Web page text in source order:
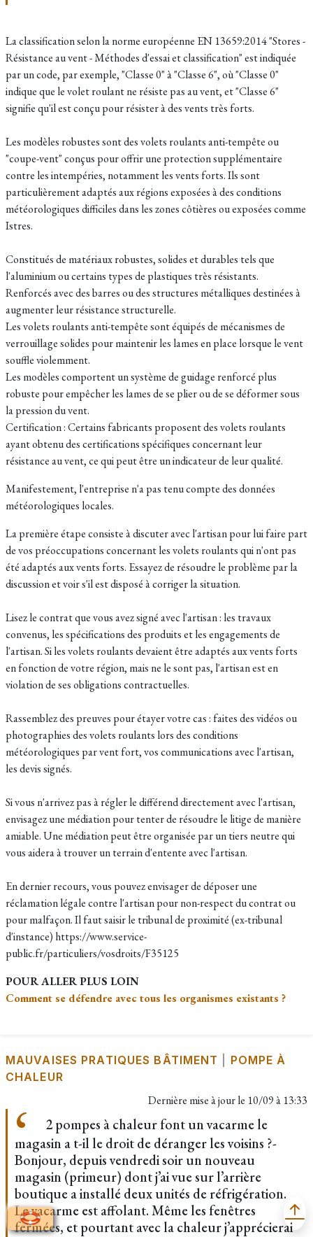
La classification selon la norme européenne EN 13659:2014 "Stores -
Résistance au vent - Méthodes d'essai et classification" est indiquée
par un code, par exemple, "Classe 0" à "Classe 6", où "Classe 0"
indique que le volet roulant ne résiste pas au vent, et "Classe 6"
signifie qu'il est conçu pour résister à des vents très forts.
Les modèles robustes sont des volets roulants anti-tempête ou
"coupe-vent" conçus pour offrir une protection supplémentaire
contre les intempéries, notamment les vents forts. Ils sont
particulièrement adaptés aux régions exposées à des conditions
météorologiques difficiles dans les zones côtières ou exposées comme
Istres.
Constitués de matériaux robustes, solides et durables tels que
l'aluminium ou certains types de plastiques très résistants.
Renforcés avec des barres ou des structures métalliques destinées à
augmenter leur résistance structurelle.
Les volets roulants anti-tempête sont équipés de mécanismes de
verrouillage solides pour maintenir les lames en place lorsque le vent
souffle violemment.
Les modèles comportent un système de guidage renforcé plus
robuste pour empêcher les lames de se plier ou de se déformer sous
la pression du vent.
Certification : Certains fabricants proposent des volets roulants
ayant obtenu des certifications spécifiques concernant leur
résistance au vent, ce qui peut être un indicateur de leur qualité.
Manifestement, l'entreprise n'a pas tenu compte des données
météorologiques locales.
La première étape consiste à discuter avec l'artisan pour lui faire part
de vos préoccupations concernant les volets roulants qui n'ont pas
été adaptés aux vents forts. Essayez de résoudre le problème par la
discussion et voir s'il est disposé à corriger la situation.
Lisez le contrat que vous avez signé avec l'artisan : les travaux
convenus, les spécifications des produits et les engagements de
l'artisan. Si les volets roulants devaient être adaptés aux vents forts
en fonction de votre région, mais ne le sont pas, l'artisan est en
violation de ses obligations contractuelles.
Rassemblez des preuves pour étayer votre cas : faites des vidéos ou
photographies des volets roulants lors des conditions
météorologiques par vent fort, vos communications avec l'artisan,
les devis signés.
Si vous n'arrivez pas à régler le différend directement avec l'artisan,
envisagez une médiation pour tenter de résoudre le litige de manière
amiable. Une médiation peut être organisée par un tiers neutre qui
vous aidera à trouver un terrain d'entente avec l'artisan.
En dernier recours, vous pouvez envisager de déposer une
réclamation légale contre l'artisan pour non-respect du contrat ou
pour malfaçon. Il faut saisir le tribunal de proximité (ex-tribunal
d'instance) https://www.service-
public.fr/particuliers/vosdroits/F35125
POUR ALLER PLUS LOIN
Comment se défendre avec tous les organismes existants ?
MAUVAISES PRATIQUES BÂTIMENT
POMPE À
CHALEUR
Dernière mise à jour le 10/09 à 13:33
2 pompes à chaleur font un vacarme le
magasin a t-il le droit de déranger les voisins ?-
Bonjour, depuis vendredi soir un nouveau
magasin (primeur) dont j’ai vue sur l’arrière
boutique a installé deux unités de réfrigération.
Le vacarme est affolant. Même les fenêtres
fermées, et pourtant avec la chaleur j’apprécierai